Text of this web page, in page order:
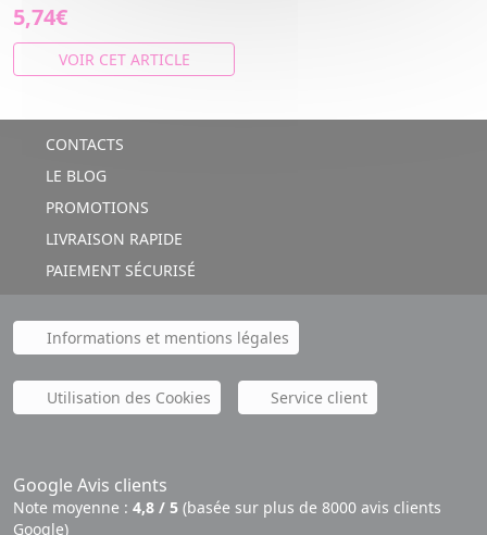
5,74€
VOIR CET ARTICLE
CONTACTS
LE BLOG
PROMOTIONS
LIVRAISON RAPIDE
PAIEMENT SÉCURISÉ
Informations et mentions légales
Utilisation des Cookies Service client
Google Avis clients
Note moyenne : 4,8 / 5 (basée sur plus de 8000 avis clients
Google)